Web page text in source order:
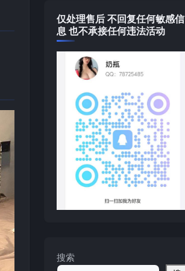
仅处理售后 不回复任何敏感信
息 也不承接任何违法活动
搜索